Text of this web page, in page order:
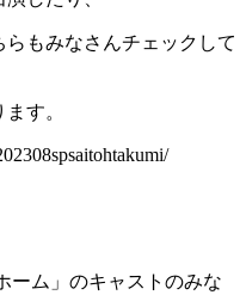
もみなさんチェックして
す。
ーム」のキャストのみな